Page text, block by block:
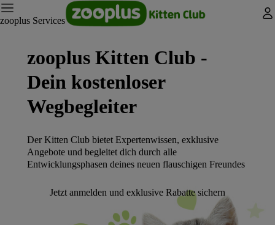
zooplus Services
zooplus Kitten Club -
Dein kostenloser
Wegbegleiter
Der Kitten Club bietet Expertenwissen, exklusive
Angebote und begleitet dich durch alle
Entwicklungsphasen deines neuen flauschigen Freundes
Jetzt anmelden und exklusive Rabatte sichern